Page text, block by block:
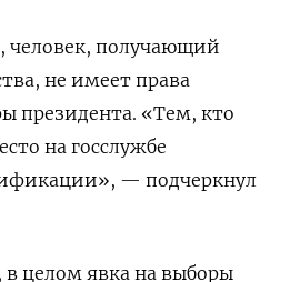
получающий
не имеет права
президента. «Тем, кто
на госслужбе
— подчеркнул
целом явка на выборы